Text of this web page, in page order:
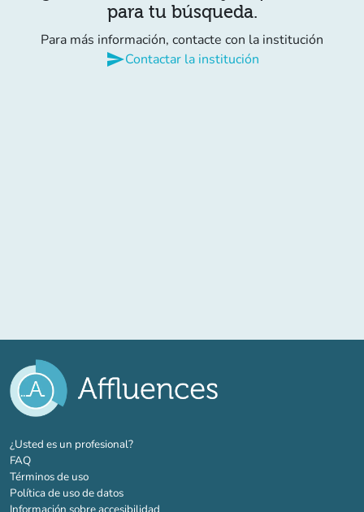
para tu búsqueda.
Para más información, contacte con la institución
sendContactar la institución
¿Usted es un profesional?(nueva pestaña)
FAQ
Términos de uso
Política de uso de datos